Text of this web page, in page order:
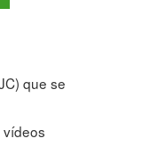
que se
vídeos